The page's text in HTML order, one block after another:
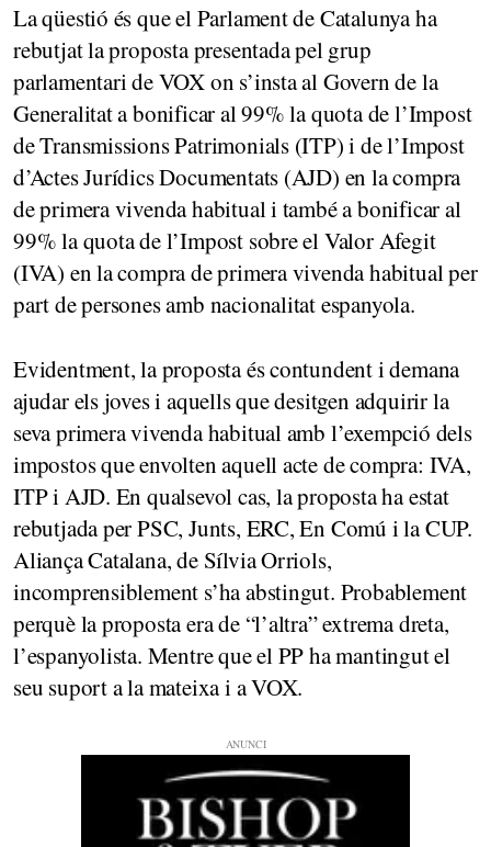
La qüestió és que el Parlament de Catalunya ha
rebutjat la proposta presentada pel grup
parlamentari de VOX on s’insta al Govern de la
Generalitat a bonificar al 99% la quota de l’Impost
de Transmissions Patrimonials (ITP) i de l’Impost
d’Actes Jurídics Documentats (AJD) en la compra
de primera vivenda habitual i també a bonificar al
99% la quota de l’Impost sobre el Valor Afegit
(IVA) en la compra de primera vivenda habitual per
part de persones amb nacionalitat espanyola.
Evidentment, la proposta és contundent i demana
ajudar els joves i aquells que desitgen adquirir la
seva primera vivenda habitual amb l’exempció dels
impostos que envolten aquell acte de compra: IVA,
ITP i AJD. En qualsevol cas, la proposta ha estat
rebutjada per PSC, Junts, ERC, En Comú i la CUP.
Aliança Catalana, de Sílvia Orriols,
incomprensiblement s’ha abstingut. Probablement
perquè la proposta era de “l’altra” extrema dreta,
l’espanyolista. Mentre que el PP ha mantingut el
seu suport a la mateixa i a VOX.